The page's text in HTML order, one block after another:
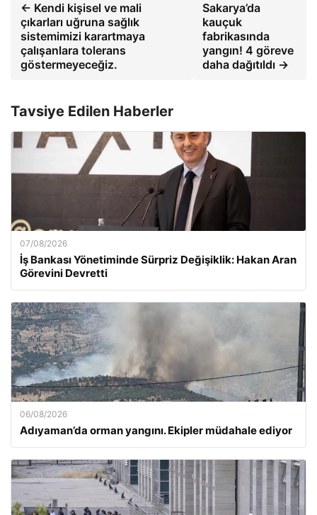
← Kendi kişisel ve mali
çıkarları uğruna sağlık
sistemimizi karartmaya
çalışanlara tolerans
göstermeyeceğiz.
Sakarya’da
kauçuk
fabrikasında
yangın! 4 göreve
daha dağıtıldı →
Tavsiye Edilen Haberler
07/08/2026
İş Bankası Yönetiminde Sürpriz Değişiklik: Hakan Aran
Görevini Devretti
06/08/2026
Adıyaman’da orman yangını. Ekipler müdahale ediyor